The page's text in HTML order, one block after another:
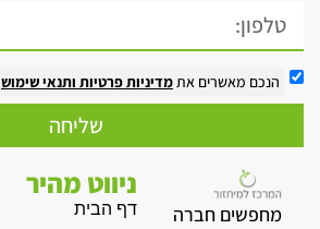
הנכם מאשרים אתמדיניות פרטיות ותנאי שימוש
שליחה
מחפשים חברה
ניווט מהיר
דף הבית